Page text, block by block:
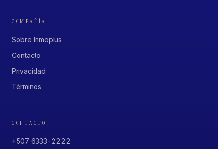
COMPAÑÍA
Sobre Inmoplus
Contacto
Privacidad
Términos
CONTACTO
+507 6333-2222